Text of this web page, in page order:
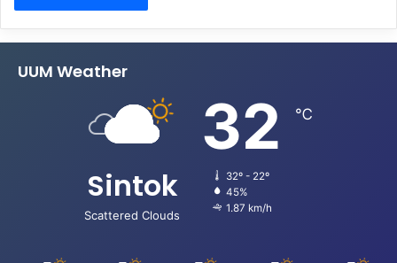
UUM Weather
Sintok
Scattered Clouds
32 ℃
32º - 22º
45%
1.87 km/h